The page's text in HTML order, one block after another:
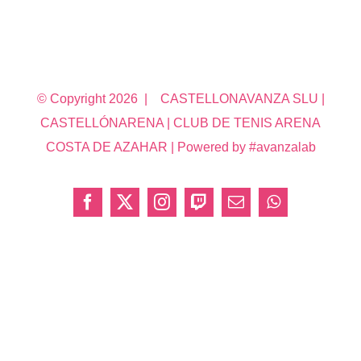
© Copyright 2026 | CASTELLONAVANZA SLU |
CASTELLÓNARENA | CLUB DE TENIS ARENA
COSTA DE AZAHAR | Powered by #avanzalab
Facebook
X InstagramTwitchCorreoWhatsApp